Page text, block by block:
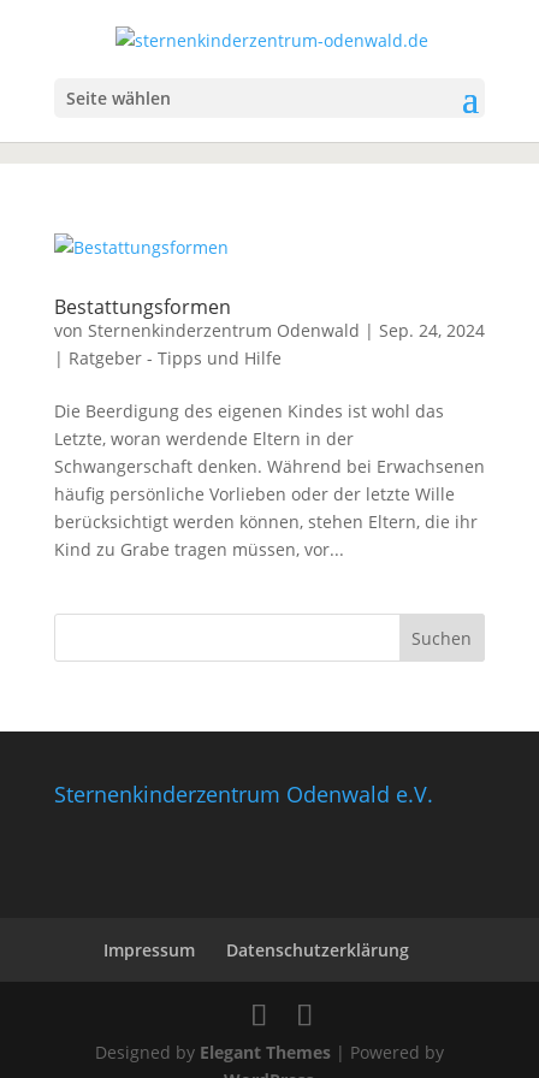
Seite wählen
Bestattungsformen
von Sternenkinderzentrum Odenwald | Sep. 24, 2024
| Ratgeber - Tipps und Hilfe
Die Beerdigung des eigenen Kindes ist wohl das
Letzte, woran werdende Eltern in der
Schwangerschaft denken. Während bei Erwachsenen
häufig persönliche Vorlieben oder der letzte Wille
berücksichtigt werden können, stehen Eltern, die ihr
Kind zu Grabe tragen müssen, vor...
Sternenkinderzentrum Odenwald e.V.
Impressum Datenschutzerklärung
Designed by Elegant Themes| Powered by